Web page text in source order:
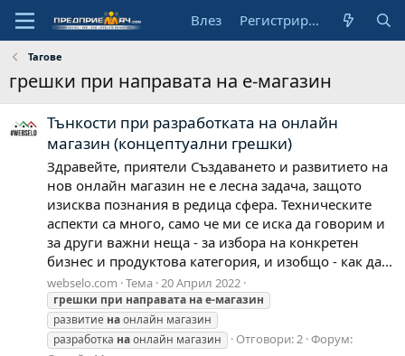
Влез Регистрирай се
Тагове
грешки при направата на е-магазин
Тънкости при разработката на онлайн
магазин (концептуални грешки)
Здравейте, приятели Създаването и развитието на
нов онлайн магазин не е лесна задача, защото
изисква познания в редица сфера. Техническите
аспекти са много, само че ми се иска да говорим и
за други важни неща - за избора на конкретен
бизнес и продуктова категория, и изобщо - как да...
webselo.com Тема 20 Април 2022
грешки при направата нае-магазин
развитие наонлайн магазин
разработка наонлайн магазин Отговори: 2 Форум: